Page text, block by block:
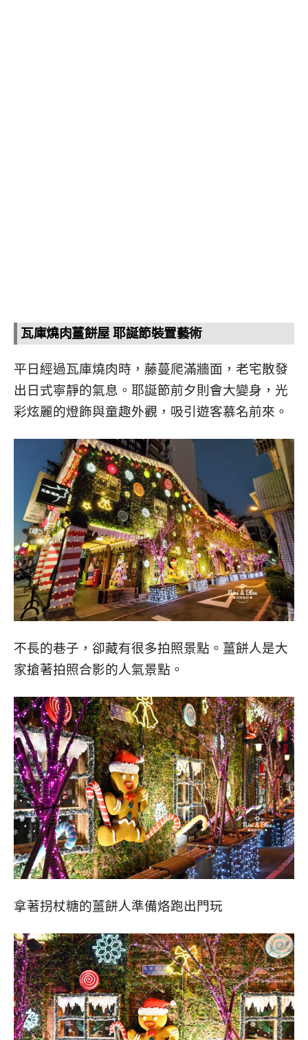
瓦庫燒肉薑餅屋 耶誕節裝置藝術
平日經過瓦庫燒肉時，藤蔓爬滿牆面，老宅散發
出日式寧靜的氣息。耶誕節前夕則會大變身，光
彩炫麗的燈飾與童趣外觀，吸引遊客慕名前來。
不長的巷子，卻藏有很多拍照景點。薑餅人是大
家搶著拍照合影的人氣景點。
拿著拐杖糖的薑餅人準備烙跑出門玩